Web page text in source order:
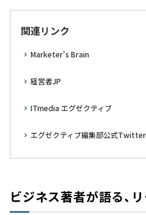
関連リンク
Marketer's Brain
経営者JP
ITmedia エグゼクティブ
エグゼクティブ編集部公式Twitter
ビジネス著者が語る、